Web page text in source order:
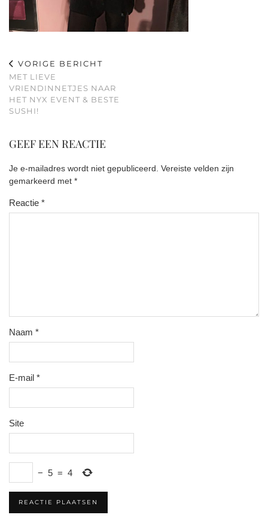
VORIGE BERICHT
MET LIEVE
VRIENDINNETJES NAAR
HET NYX EVENT & BESTE
SUSHI!
GEEF EEN REACTIE
Je e-mailadres wordt niet gepubliceerd. Vereiste velden zijn
gemarkeerd met *
Reactie *
Naam *
E-mail *
Site
− 5 = 4